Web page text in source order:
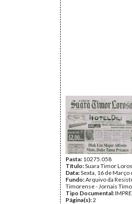
Pasta: 10275.058
Título:Suara Timor
Data:Sexta, 16 de Março
Fundo:Arquivo da
Timorense - Jornais
Tipo Documental:
Página(s):2